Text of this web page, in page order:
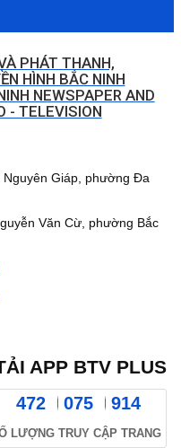
PHÁT THANH,
HÌNH BẮC NINH
NEWSPAPER AND
- TELEVISION
Giáp, phường Đa
Văn Cừ, phường Bắc
APP BTV PLUS
472 075 914
LƯỢNG TRUY CẬP TRANG